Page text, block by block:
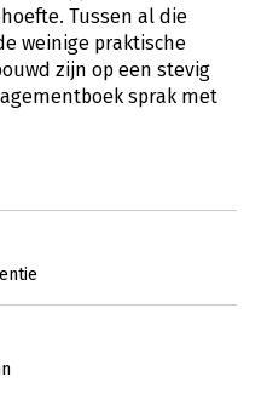
Tussen al die
weinige praktische
zijn op een stevig
sprak met